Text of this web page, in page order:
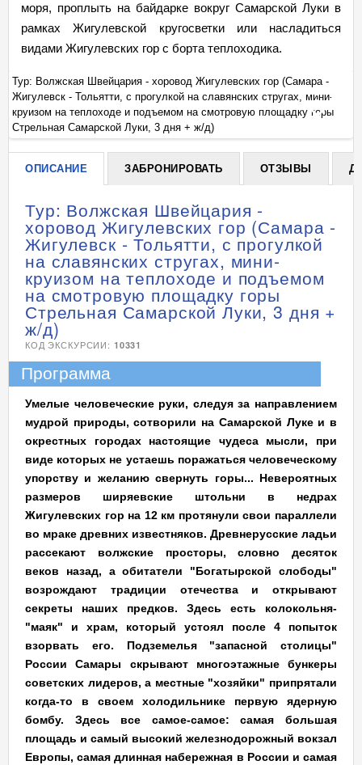
моря, проплыть на байдарке вокруг Самарской Луки в
рамках Жигулевской кругосветки или насладиться
видами Жигулевских гор с борта теплоходика.
+
Тур: Волжская Швейцария - хоровод Жигулевских гор (Самара -
Жигулевск - Тольятти, с прогулкой на славянских стругах, мини-
круизом на теплоходе и подъемом на смотровую площадку горы
Стрельная Самарской Луки, 3 дня + ж/д)
ОПИСАНИЕ ЗАБРОНИРОВАТЬ ОТЗЫВЫ
Тур: Волжская Швейцария -
хоровод Жигулевских гор (Самара -
Жигулевск - Тольятти, с прогулкой
на славянских стругах, мини-
круизом на теплоходе и подъемом
на смотровую площадку горы
Стрельная Самарской Луки, 3 дня +
ж/д)
КОД ЭКСКУРСИИ: 10331
Программа
Умелые человеческие руки, следуя за направлением
мудрой природы, сотворили на Самарской Луке и в
окрестных городах настоящие чудеса мысли, при
виде которых не устаешь поражаться человеческому
упорству и желанию свернуть горы... Невероятных
размеров ширяевские штольни в недрах
Жигулевских гор на 12 км протянули свои параллели
во мраке древних известняков. Древнерусские ладьи
рассекают волжские просторы, словно десяток
веков назад, а обитатели "Богатырской слободы"
возрождают традиции отечества и открывают
секреты наших предков. Здесь есть колокольня-
"маяк" и храм, который устоял после 4 попыток
взорвать его. Подземелья "запасной столицы"
России Самары скрывают многоэтажные бункеры
советских лидеров, а местные "хозяйки" припрятали
когда-то в своем холодильнике первую ядерную
бомбу. Здесь все самое-самое: самая большая
площадь и самый высокий железнодорожный вокзал
Европы, самая длинная набережная в России и самая